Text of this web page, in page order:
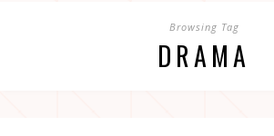
Browsing Tag
DRAMA